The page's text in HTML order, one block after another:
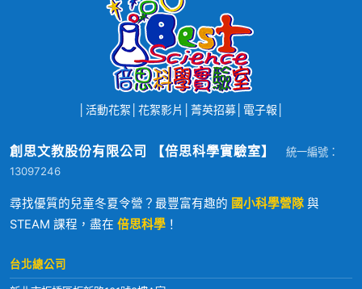
活動花絮 花絮影片 菁英招募│ 電子報
創思文教股份有限公司 【倍思科學實驗室】
統一編號：
13097246
尋找優質的兒童冬夏令營？最豐富有趣的 國小科學營隊 與
STEAM 課程，盡在 倍思科學 ！
台北總公司